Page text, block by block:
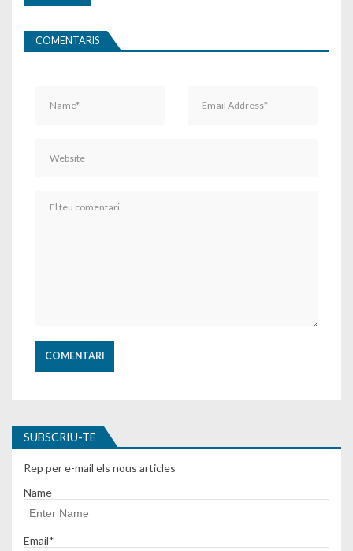
COMENTARIS
SUBSCRIU-TE
Rep per e-mail els nous articles
Name
Email*